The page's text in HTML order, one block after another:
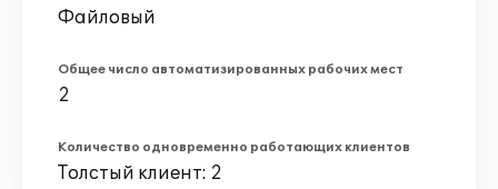
Файловый
Общее число автоматизированных рабочих мест
2
Количество одновременно работающих клиентов
Толстый клиент: 2